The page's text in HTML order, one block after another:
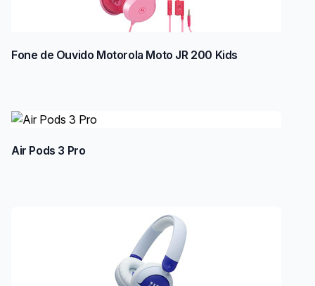
Fone de Ouvido Motorola Moto JR 200 Kids
Air Pods 3 Pro